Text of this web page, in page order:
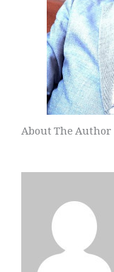
About The Author